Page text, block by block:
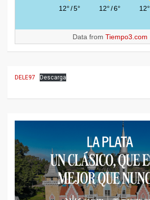
12°/5° 12°/6° 12°
Data from Tiempo3.com
DELE97 Descarga